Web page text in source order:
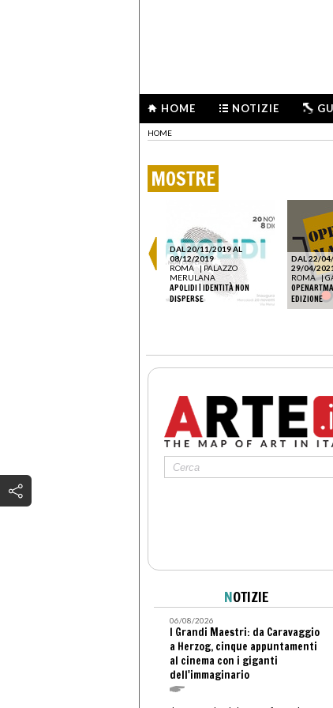
HOME NOTIZIE
HOME
MOSTRE
DAL 20/11/2019 AL
08/12/2019
ROMA | PALAZZO
MERULANA
APOLIDI | IDENTITÀ NON
DISPERSE
DAL 22/
29/04/2021
ROMA |
EDIZIONE
NOTIZIE
06/08/2026
I Grandi Maestri: da Caravaggio
a Herzog, cinque appuntamenti
al cinema con i giganti
dell'immaginario